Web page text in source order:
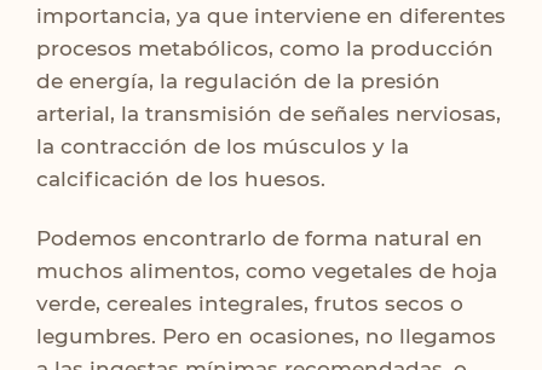
importancia, ya que interviene en diferentes
procesos metabólicos, como la producción
de energía, la regulación de la presión
arterial, la transmisión de señales nerviosas,
la contracción de los músculos y la
calcificación de los huesos.
Podemos encontrarlo de forma natural en
muchos alimentos, como vegetales de hoja
verde, cereales integrales, frutos secos o
legumbres. Pero en ocasiones, no llegamos